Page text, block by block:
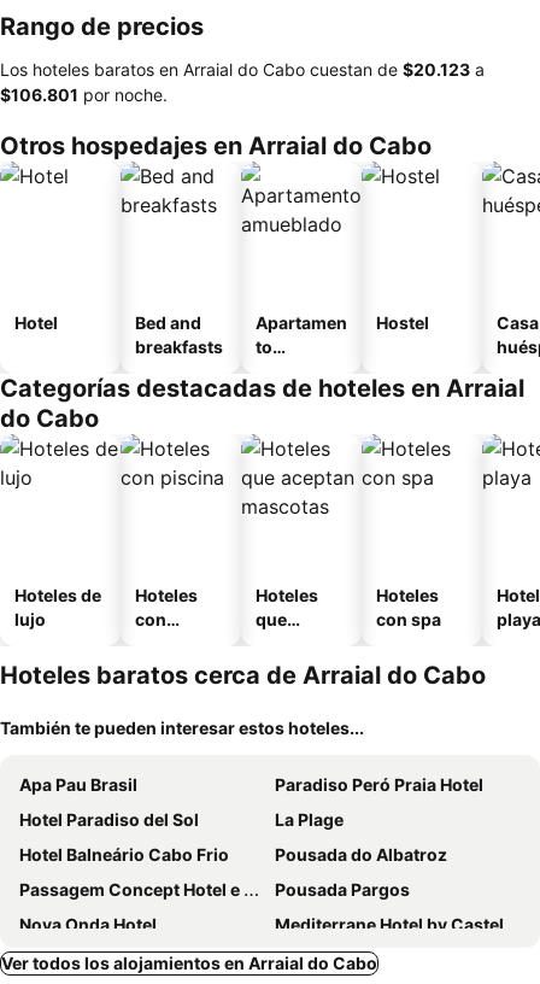
Rango de precios
Los hoteles baratos en Arraial do Cabo cuestan de ‎$20.123 a
‎$106.801 por noche.
Otros hospedajes en Arraial do Cabo
Hotel
Bed and
breakfasts
Apartamen
to
o
Hostel
Categorías destacadas de hoteles en Arraial
do Cabo
Hoteles de
lujo
Hoteles
con
Hoteles
que
mascotas
Hoteles
con spa
playa
Hoteles baratos cerca de Arraial do Cabo
También te pueden interesar estos hoteles...
Apa Pau Brasil
Paradiso Peró Praia Hotel
Hotel Paradiso del Sol
La Plage
Hotel Balneário Cabo Frio
Pousada do Albatroz
Passagem Concept Hotel e Spa
Pousada Pargos
Nova Onda Hotel
Mediterrane Hotel by Castelo Itaipava
Capitão n'Areia
Samba Cabo Frio
Ver todos los alojamientos en Arraial do Cabo